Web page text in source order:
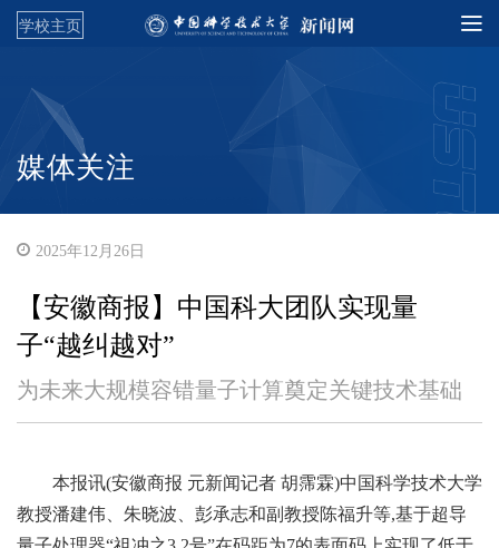
学校主页
媒体关注
2025年12月26日
【安徽商报】中国科大团队实现量
子“越纠越对”
为未来大规模容错量子计算奠定关键技术基础
本报讯(安徽商报 元新闻记者 胡霈霖)中国科学技术大学
教授潘建伟、朱晓波、彭承志和副教授陈福升等,基于超导